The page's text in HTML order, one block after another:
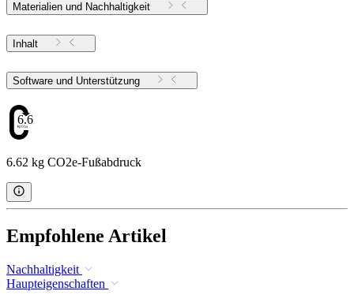
Materialien und Nachhaltigkeit
Inhalt
Software und Unterstützung
6.62
6.62 kg CO2e-Fußabdruck
Empfohlene Artikel
Nachhaltigkeit
Haupteigenschaften